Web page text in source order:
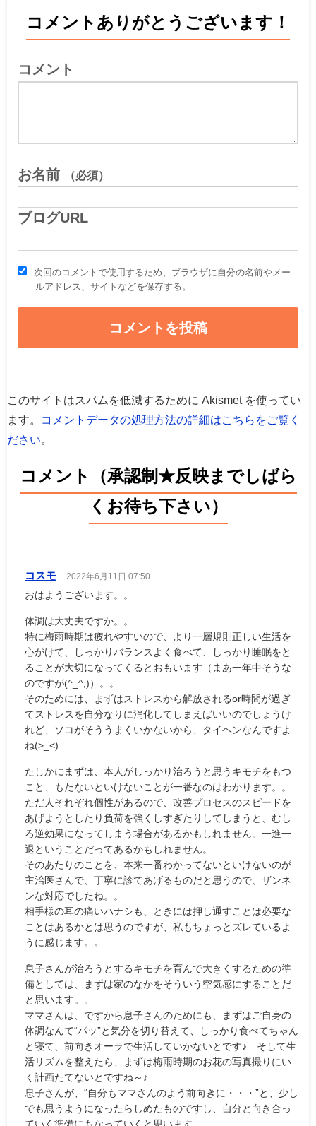
コメントありがとうございます！
コメント
お名前 （必須）
ブログURL
次回のコメントで使用するため、ブラウザに自分の名前やメー
ルアドレス、サイトなどを保存する。
このサイトはスパムを低減するために Akismet を使ってい
ます。
コメントデータの処理方法の詳細はこちらをご覧く
ださい。
コメント（承認制★反映までしばら
くお待ち下さい）
コスモ 2022年6月11日 07:50
おはようございます。。
体調は大丈夫ですか。。
特に梅雨時期は疲れやすいので、より一層規則正しい生活を
心がけて、しっかりバランスよく食べて、しっかり睡眠をと
ることが大切になってくるとおもいます（まあ一年中そうな
のですが(^_^;)）。。
そのためには、まずはストレスから解放されるor時間が過ぎ
てストレスを自分なりに消化してしまえばいいのでしょうけ
れど、ソコがそううまくいかないから、タイヘンなんですよ
ね(>_<)
たしかにまずは、本人がしっかり治ろうと思うキモチをもつ
こと、もたないといけないことが一番なのはわかります。。
ただ人それぞれ個性があるので、改善プロセスのスピードを
あげようとしたり負荷を強くしすぎたりしてしまうと、むし
ろ逆効果になってしまう場合があるかもしれません。一進一
退ということだってあるかもしれません。
そのあたりのことを、本来一番わかってないといけないのが
主治医さんで、丁寧に診てあげるものだと思うので、ザンネ
ンな対応でしたね。。
相手様の耳の痛いハナシも、ときには押し通すことは必要な
ことはあるかとは思うのですが、私もちょっとズレているよ
うに感じます。。
息子さんが治ろうとするキモチを育んで大きくするための準
備としては、まずは家のなかをそういう空気感にすることだ
と思います。。
ママさんは、ですから息子さんのためにも、まずはご自身の
体調なんて“パッ”と気分を切り替えて、しっかり食べてちゃん
と寝て、前向きオーラで生活していかないとです♪ そして生
活リズムを整えたら、まずは梅雨時期のお花の写真撮りにい
く計画たてないとですね～♪
息子さんが、“自分もママさんのよう前向きに・・・”と、少し
でも思うようになったらしめたものですし、自分と向き合っ